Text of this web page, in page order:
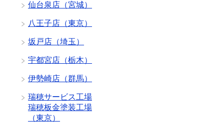
仙台泉店（宮城）
八王子店（東京）
坂戸店（埼玉）
宇都宮店（栃木）
伊勢崎店（群馬）
瑞穂サービス工場
瑞穂板金塗装工場
（東京）